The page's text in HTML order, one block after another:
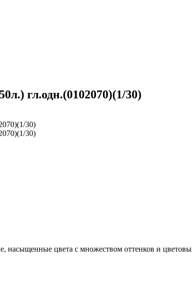
гл.одн.(0102070)(1/30)
насыщенные цвета с множеством оттенков и